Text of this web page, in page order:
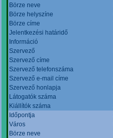
Börze neve
Börze helyszíne
Börze címe
Jelentkezési határidő
Információ
Szervező
Szervező címe
Szervező telefonszáma
Szervező e-mail címe
Szervező honlapja
Látogatók száma
Kiállítók száma
Időpontja
Város
Börze neve